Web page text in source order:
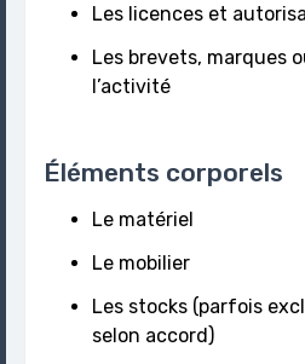
Les licences et
Les brevets, marques
l’activité
Éléments corporels
Le matériel
Le mobilier
Les stocks (parfois
selon accord)